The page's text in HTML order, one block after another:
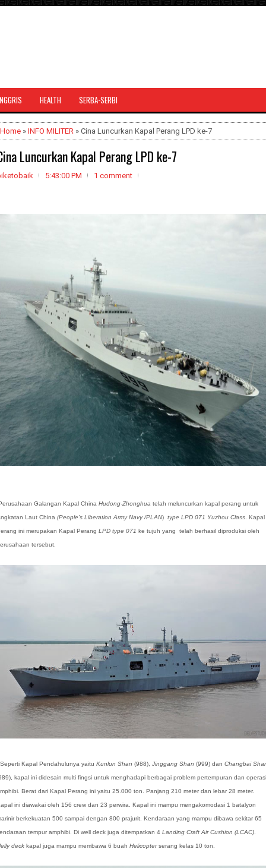
HEALTH SERBA-SERBI
Home » INFO MILITER » Cina Luncurkan Kapal Perang LPD ke-7
Luncurkan Kapal Perang LPD ke-7
5:43:00 PM 1 comment
Galangan Kapal China Hudong-Zhonghua telah meluncurkan kapal perang untuk
Laut China (People's Liberation Army Navy /PLAN) type LPD 071 Yuzhou Class . Kapal
ini merupakan Kapal Perang LPD type 071 ke tujuh yang telah berhasil diproduksi oleh
tersebut.
Kapal Pendahulunya yaitu Kunlun Shan (988), Jinggang Shan (999) dan Changbai
kapal ini didesain multi fingsi untuk menghadapi berbagai problem pertempuran dan
Berat dari Kapal Perang ini yaitu 25.000 ton. Panjang 210 meter dan lebar 28 meter.
ini diawakai oleh 156 crew dan 23 perwira. Kapal ini mampu mengakomodasi 1 batalyon
berkekuatan 500 sampai dengan 800 prajurit. Kendaraan yang mampu dibawa sekitar 65
tempur amphibi. Di well deck juga ditempatkan 4 Landing Craft Air Cushion (LCAC)
deck kapal juga mampu membawa 6 buah Helicopterserang kelas 10 ton.